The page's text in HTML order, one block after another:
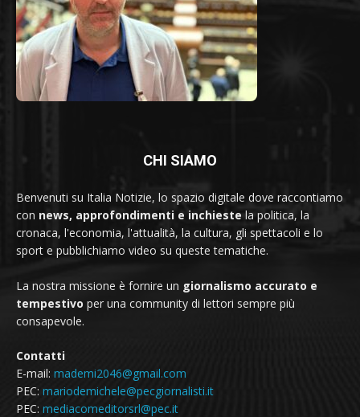
CHI SIAMO
Benvenuti su Italia Notizie, lo spazio digitale dove raccontiamo
con news, approfondimenti e inchieste la politica, la
cronaca, l'economia, l'attualità, la cultura, gli spettacoli e lo
sport e pubblichiamo video su queste tematiche.
La nostra missione è fornire un giornalismo accurato e
tempestivo per una community di lettori sempre più
consapevole.
Contatti
E-mail: mademi2046@gmail.com
PEC: mariodemichele@pecgiornalisti.it
PEC: mediacomeditorsrl@pec.it